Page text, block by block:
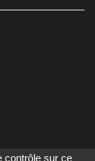
contrôle sur ce